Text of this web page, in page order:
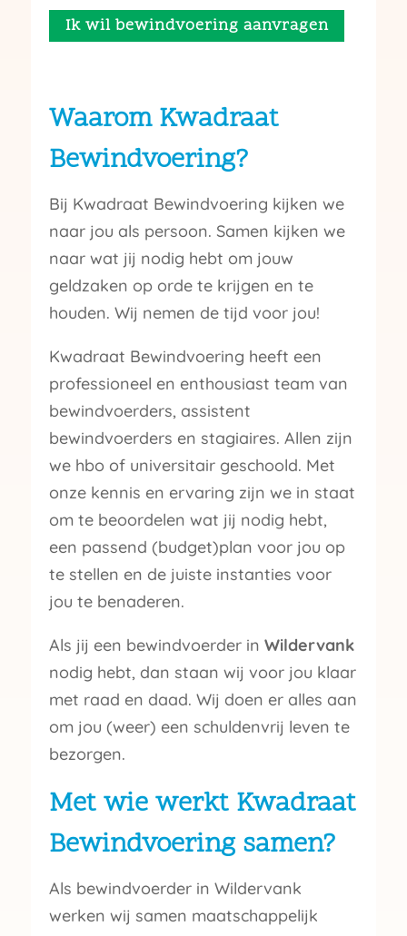
Ik wil bewindvoering aanvragen
Waarom Kwadraat
Bewindvoering?
Bij Kwadraat Bewindvoering kijken we
naar jou als persoon. Samen kijken we
naar wat jij nodig hebt om jouw
geldzaken op orde te krijgen en te
houden. Wij nemen de tijd voor jou!
Kwadraat Bewindvoering heeft een
professioneel en enthousiast team van
bewindvoerders, assistent
bewindvoerders en stagiaires. Allen zijn
we hbo of universitair geschoold. Met
onze kennis en ervaring zijn we in staat
om te beoordelen wat jij nodig hebt,
een passend (budget)plan voor jou op
te stellen en de juiste instanties voor
jou te benaderen.
Als jij een bewindvoerder in Wildervank
nodig hebt, dan staan wij voor jou klaar
met raad en daad. Wij doen er alles aan
om jou (weer) een schuldenvrij leven te
bezorgen.
Met wie werkt Kwadraat
Bewindvoering samen?
Als bewindvoerder in Wildervank
werken wij samen maatschappelijk